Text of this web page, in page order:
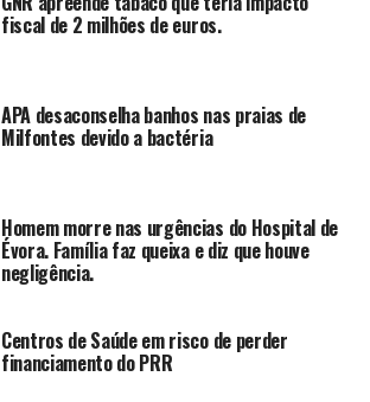
fiscal de 2 milhões de euros.
APA desaconselha banhos nas praias de
Milfontes devido a bactéria
Homem morre nas urgências do Hospital de
Évora. Família faz queixa e diz que houve
negligência.
Centros de Saúde em risco de perder
financiamento do PRR